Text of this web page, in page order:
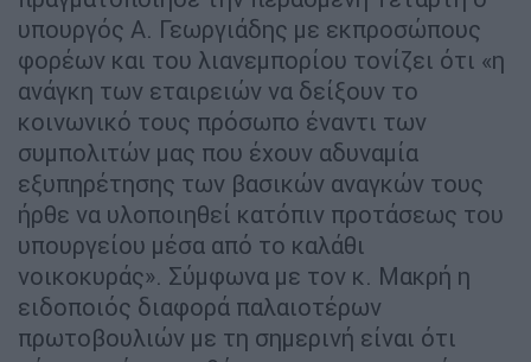
υπουργός Α. Γεωργιάδης με εκπροσώπους
φορέων και του λιανεμπορίου τονίζει ότι «η
ανάγκη των εταιρειών να δείξουν το
κοινωνικό τους πρόσωπο έναντι των
συμπολιτών μας που έχουν αδυναμία
εξυπηρέτησης των βασικών αναγκών τους
ήρθε να υλοποιηθεί κατόπιν προτάσεως του
υπουργείου μέσα από το καλάθι
νοικοκυράς». Σύμφωνα με τον κ. Μακρή η
ειδοποιός διαφορά παλαιοτέρων
πρωτοβουλιών με τη σημερινή είναι ότι